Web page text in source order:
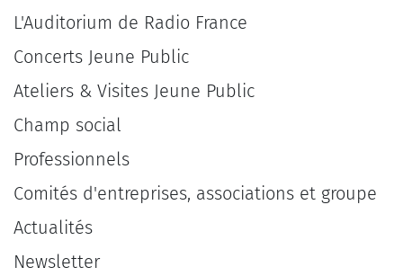
L'Auditorium de Radio France
Concerts Jeune Public
Ateliers & Visites Jeune Public
Champ social
Professionnels
Comités d'entreprises, associations et groupe
Actualités
Newsletter